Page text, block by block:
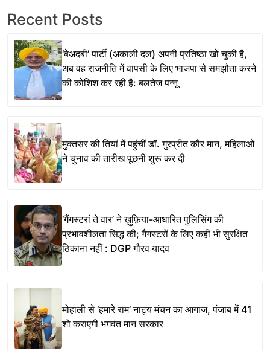
Recent Posts
‘बेअदबी’ पार्टी (अकाली दल) अपनी प्रतिष्ठा खो चुकी है,
अब वह राजनीति में वापसी के लिए भाजपा से समझौता करने
की कोशिश कर रही है: बलतेज पन्नू
मुक्तसर की तियां में पहुंचीं डॉ. गुरप्रीत कौर मान, महिलाओं
ने चुनाव की तारीख पूछनी शुरू कर दी
‘गैंगस्टरां ते वार’ ने ख़ुफ़िया-आधारित पुलिसिंग की
प्रभावशीलता सिद्ध की; गैंगस्टरों के लिए कहीं भी सुरक्षित
ठिकाना नहीं : DGP गौरव यादव
मोहाली से ‘हमारे राम’ नाट्य मंचन का आगाज, पंजाब में 41
शो कराएगी भगवंत मान सरकार